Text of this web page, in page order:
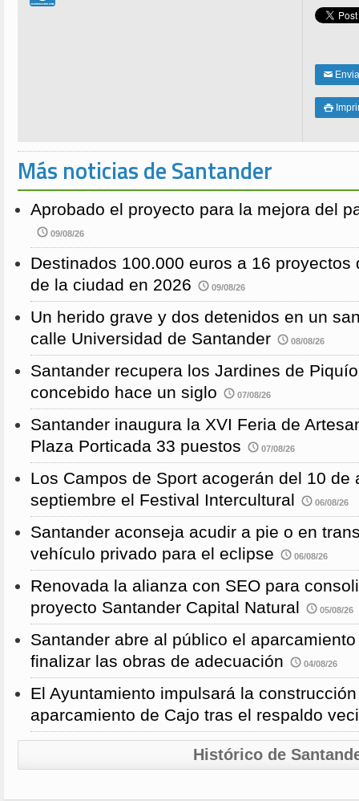
✉

Más noticias de Santander
Aprobado el proyecto para la mejora del
09/08/26
Destinados 100.000 euros a 16
de la ciudad en 2026
09/08/26
Un herido grave y dos detenidos en un
calle Universidad de Santander
08/08/26
Santander recupera los Jardines de
concebido hace un siglo
07/08/26
Santander inaugura la XVI Feria de
Plaza Porticada 33 puestos
07/08/26
Los Campos de Sport acogerán del 10 de
septiembre el Festival Intercultural
06/08/26
Santander aconseja acudir a pie o en
vehículo privado para el eclipse
06/08/26
Renovada la alianza con SEO para
proyecto Santander Capital Natural
05/08/26
Santander abre al público el
finalizar las obras de adecuación
04/08/26
El Ayuntamiento impulsará la
aparcamiento de Cajo tras el respaldo
Histórico de